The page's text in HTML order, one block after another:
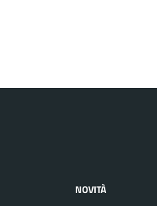
NOVITÀ